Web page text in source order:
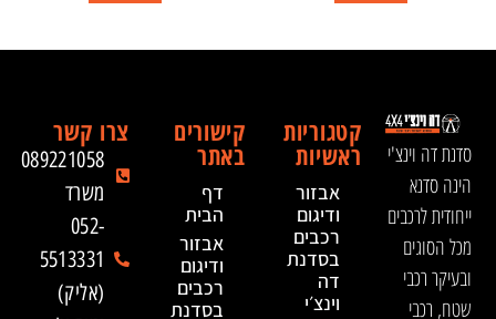
סדנת דה וינצ'י
הינה סדנא
ייחודית לרכבים
מכל הסוגים
ובעיקר רכבי
שטח, רכבי
קטגוריות
ראשיות
אבזור
ודיגום
רכבים
בסדנת
דה
וינצ׳י
קישורים
באתר
דף
הבית
אבזור
ודיגום
רכבים
בסדנת
צרו קשר
089221058
משרד
052-
5513331
(אליק)